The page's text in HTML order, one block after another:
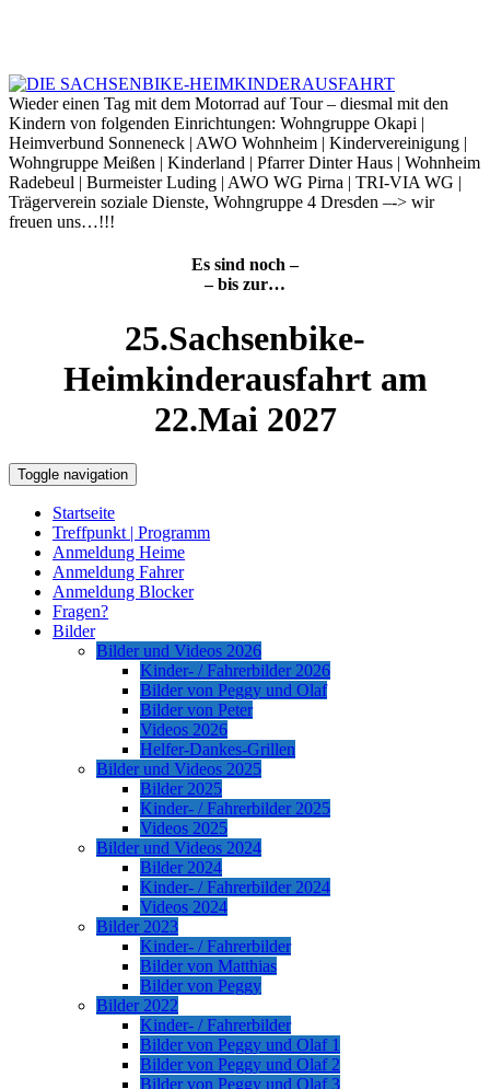
Wieder einen Tag mit dem Motorrad auf Tour – diesmal mit den
Kindern von folgenden Einrichtungen: Wohngruppe Okapi |
Heimverbund Sonneneck | AWO Wohnheim | Kindervereinigung |
Wohngruppe Meißen | Kinderland | Pfarrer Dinter Haus | Wohnheim
Radebeul | Burmeister Luding | AWO WG Pirna | TRI-VIA WG |
Trägerverein soziale Dienste, Wohngruppe 4 Dresden –-> wir
freuen uns…!!!
Es sind noch –
– bis zur…
25.Sachsenbike-
Heimkinderausfahrt am
22.Mai 2027
Toggle navigation
Startseite
Treffpunkt | Programm
Anmeldung Heime
Anmeldung Fahrer
Anmeldung Blocker
Fragen?
Bilder
Bilder und Videos 2026
Kinder- / Fahrerbilder 2026
Bilder von Peggy und Olaf
Bilder von Peter
Videos 2026
Helfer-Dankes-Grillen
Bilder und Videos 2025
Bilder 2025
Kinder- / Fahrerbilder 2025
Videos 2025
Bilder und Videos 2024
Bilder 2024
Kinder- / Fahrerbilder 2024
Videos 2024
Bilder 2023
Kinder- / Fahrerbilder
Bilder von Matthias
Bilder von Peggy
Bilder 2022
Kinder- / Fahrerbilder
Bilder von Peggy und Olaf 1
Bilder von Peggy und Olaf 2
Bilder von Peggy und Olaf 3